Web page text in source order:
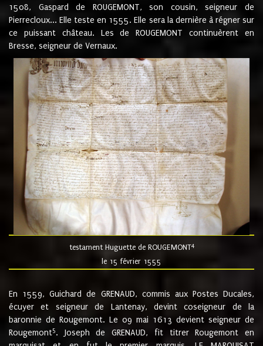
1508, Gaspard de ROUGEMONT, son cousin, seigneur de
Pierrecloux... Elle teste en 1555. Elle sera la dernière à régner sur
ce puissant château. Les de ROUGEMONT continuèrent en
Bresse, seigneur de Vernaux.
testament Huguette de ROUGEMONT4
le 15 février 1555
En 1559, Guichard de GRENAUD, commis aux Postes Ducales,
écuyer et seigneur de Lantenay, devint coseigneur de la
baronnie de Rougemont. Le 09 mai 1613 devient seigneur de
Rougemont5. Joseph de GRENAUD, fit titrer Rougemont en